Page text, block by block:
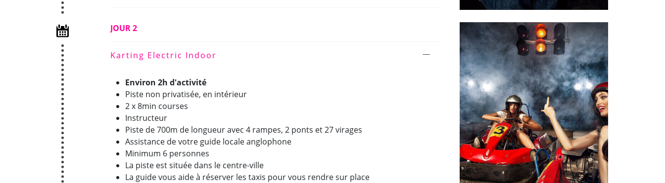
JOUR 2
Karting Electric Indoor
Environ 2h d'activité
Piste non privatisée, en intérieur
2 x 8min courses
Instructeur
Piste de 700m de longueur avec 4 rampes, 2 ponts et 27 virages
Assistance de votre guide locale anglophone
Minimum 6 personnes
La piste est située dans le centre-ville
La guide vous aide à réserver les taxis pour vous rendre sur place